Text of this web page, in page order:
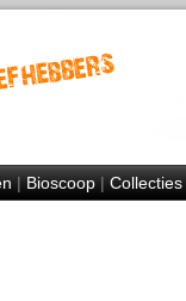
|Bioscoop|Collecties